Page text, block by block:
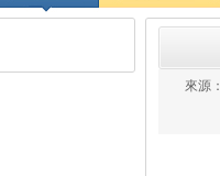
來源：